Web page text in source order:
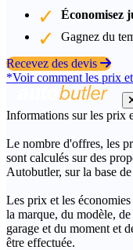
Économisez
Gagnez du
Recevez des devis
*Voir comment les prix
Informations sur les prix
Le nombre d'offres, les
sont calculés sur des
Autobutler, sur la base
Les prix et les
la marque, du modèle,
garage et du moment et
être effectuée.